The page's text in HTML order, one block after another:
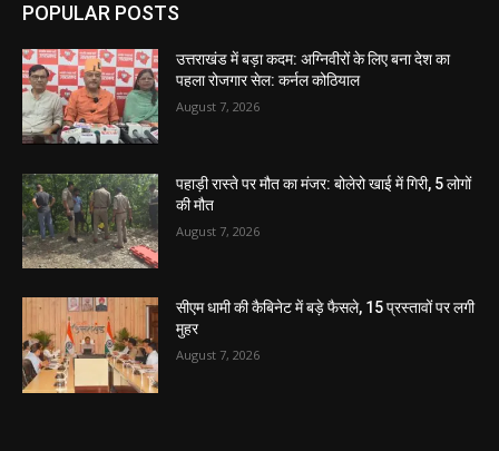
POPULAR POSTS
उत्तराखंड में बड़ा कदम: अग्निवीरों के लिए बना देश का
पहला रोजगार सेल: कर्नल कोठियाल
August 7, 2026
पहाड़ी रास्ते पर मौत का मंजर: बोलेरो खाई में गिरी, 5 लोगों
की मौत
August 7, 2026
सीएम धामी की कैबिनेट में बड़े फैसले, 15 प्रस्तावों पर लगी
मुहर
August 7, 2026